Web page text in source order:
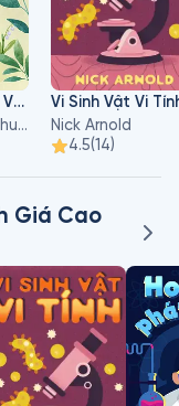
Vừa Nhắm Mắt Vừa Mở Cửa Sổ
Nguyễn Ngọc Thuần
Vi Sinh Vật Vi
Nick Arnold
4.5(14)
Giá Cao